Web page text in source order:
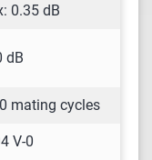
0.35 dB
dB
mating cycles
V-0